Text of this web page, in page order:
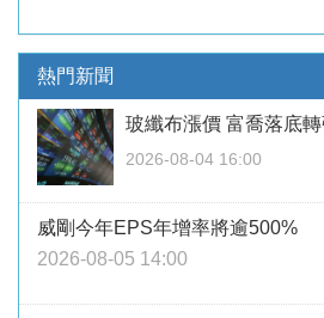
熱門新聞
玻纖布漲價 富喬落底
2026-08-04 16:00
威剛今年EPS年增率將逾500%
2026-08-05 14:00